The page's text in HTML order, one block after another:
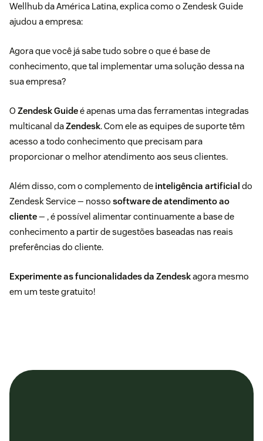
Wellhub da América Latina, explica como o Zendesk Guide
ajudou a empresa:
Agora que você já sabe tudo sobre o que é base de
conhecimento, que tal implementar uma solução dessa na
sua empresa?
O Zendesk Guideé apenas uma das ferramentas integradas
multicanal daZendesk. Com ele as equipes de suporte têm
acesso a todo conhecimento que precisam para
proporcionar o melhor atendimento aos seus clientes.
Além disso, com o complemento de inteligência artificial do
Zendesk Service — nosso software de atendimento ao
cliente— , é possível alimentar continuamente a base de
conhecimento a partir de sugestões baseadas nas reais
preferências do cliente.
Experimente as funcionalidades da Zendeskagora mesmo
em um teste gratuito!